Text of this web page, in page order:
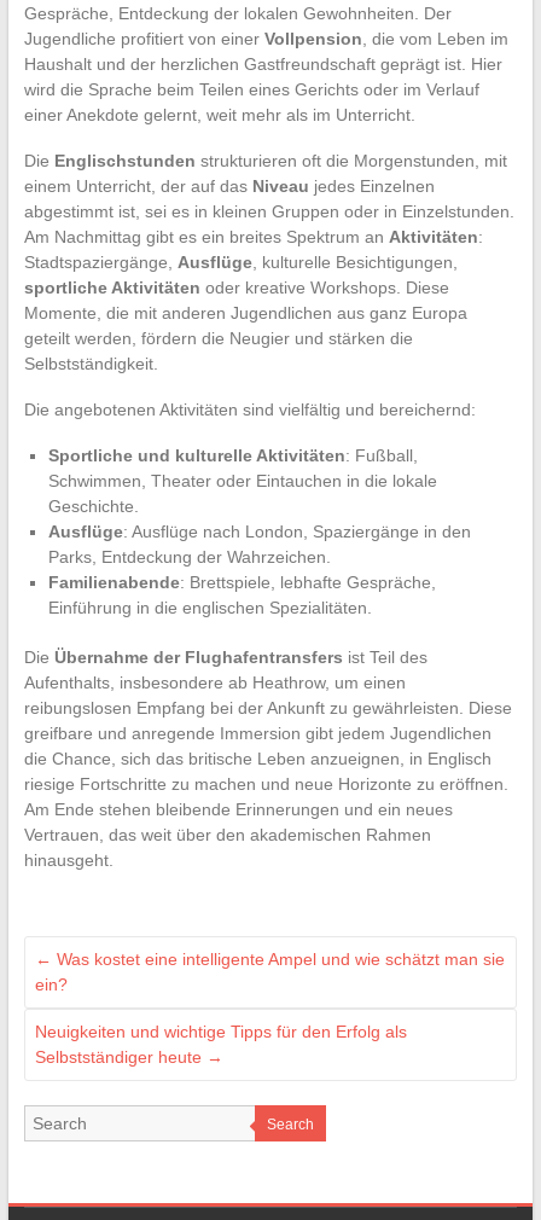
Gespräche, Entdeckung der lokalen Gewohnheiten. Der
Jugendliche profitiert von einer Vollpension , die vom Leben im
Haushalt und der herzlichen Gastfreundschaft geprägt ist. Hier
wird die Sprache beim Teilen eines Gerichts oder im Verlauf
einer Anekdote gelernt, weit mehr als im Unterricht.
Die Englischstunden strukturieren oft die Morgenstunden, mit
einem Unterricht, der auf das Niveau jedes Einzelnen
abgestimmt ist, sei es in kleinen Gruppen oder in Einzelstunden.
Am Nachmittag gibt es ein breites Spektrum an Aktivitäten:
Stadtspaziergänge, Ausflüge, kulturelle Besichtigungen,
sportliche Aktivitäten oder kreative Workshops. Diese
Momente, die mit anderen Jugendlichen aus ganz Europa
geteilt werden, fördern die Neugier und stärken die
Selbstständigkeit.
Die angebotenen Aktivitäten sind vielfältig und bereichernd:
Sportliche und kulturelle Aktivitäten: Fußball,
Schwimmen, Theater oder Eintauchen in die lokale
Geschichte.
Ausflüge: Ausflüge nach London, Spaziergänge in den
Parks, Entdeckung der Wahrzeichen.
Familienabende: Brettspiele, lebhafte Gespräche,
Einführung in die englischen Spezialitäten.
Die Übernahme der Flughafentransfers ist Teil des
Aufenthalts, insbesondere ab Heathrow, um einen
reibungslosen Empfang bei der Ankunft zu gewährleisten. Diese
greifbare und anregende Immersion gibt jedem Jugendlichen
die Chance, sich das britische Leben anzueignen, in Englisch
riesige Fortschritte zu machen und neue Horizonte zu eröffnen.
Am Ende stehen bleibende Erinnerungen und ein neues
Vertrauen, das weit über den akademischen Rahmen
hinausgeht.
← Was kostet eine intelligente Ampel und wie schätzt man sie
ein?
Neuigkeiten und wichtige Tipps für den Erfolg als
Selbstständiger heute →
Search